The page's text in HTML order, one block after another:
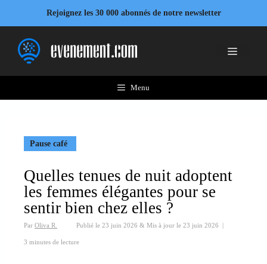
contenu
Rejoignez les 30 000 abonnés de notre newsletter
Menu
Menu
Pause café
Quelles tenues de nuit adoptent
les femmes élégantes pour se
sentir bien chez elles ?
Par Oliva R. Publié le 23 juin 2026 & Mis à jour le 23 juin 2026 |
3 minutes de lecture